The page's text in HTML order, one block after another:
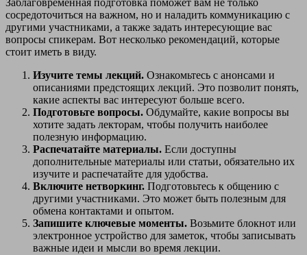
Заблаговременная подготовка поможет вам не только
сосредоточиться на важном, но и наладить коммуникацию с
другими участниками, а также задать интересующие вас
вопросы спикерам. Вот несколько рекомендаций, которые
стоит иметь в виду.
Изучите темы лекций. Ознакомьтесь с анонсами и
описаниями предстоящих лекций. Это позволит понять,
какие аспекты вас интересуют больше всего.
Подготовьте вопросы. Обдумайте, какие вопросы вы
хотите задать лекторам, чтобы получить наиболее
полезную информацию.
Распечатайте материалы. Если доступны
дополнительные материалы или статьи, обязательно их
изучите и распечатайте для удобства.
Включите нетворкинг. Подготовьтесь к общению с
другими участниками. Это может быть полезным для
обмена контактами и опытом.
Запишите ключевые моменты. Возьмите блокнот или
электронное устройство для заметок, чтобы записывать
важные идеи и мысли во время лекции.